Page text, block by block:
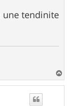
une tendinite
a